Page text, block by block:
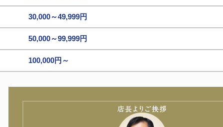
30,000～49,999円
50,000～99,999円
100,000円～